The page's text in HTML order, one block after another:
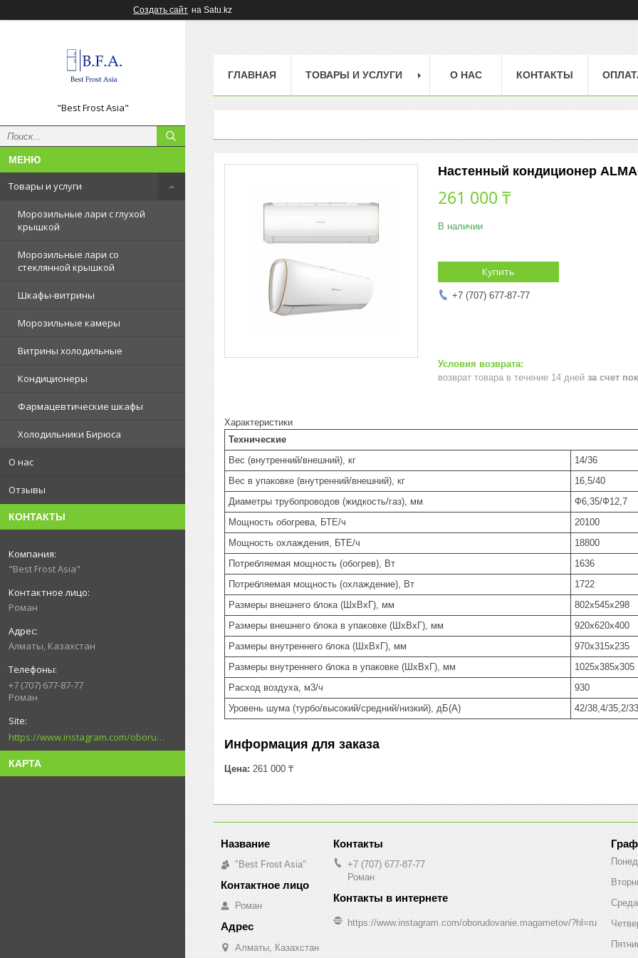
Создать сайт на Satu.kz
"Best Frost Asia"
Товары и услуги
Морозильные лари с глухой
крышкой
Морозильные лари со
стеклянной крышкой
Шкафы-витрины
Морозильные камеры
Витрины холодильные
Кондиционеры
Фармацевтические шкафы
Холодильники Бирюса
О нас
Отзывы
КОНТАКТЫ
"Best Frost Asia"
Роман
Алматы, Казахстан
+7 (707) 677-87-77
Роман
https://www.instagram.com/oborudovanie.magametov/?hl=ru
КАРТА
ГЛАВНАЯ ТОВАРЫ И УСЛУГИ О НАС КОНТАКТЫ
Настенный кондиционер
261 000 ₸
В наличии
Купить
+7 (707) 677-87-77
возврат товара в течение 14 дней за счет
Характеристики
Технические
Вес (внутренний/внешний), кг
14/36
Вес в упаковке (внутренний/внешний), кг
16,5/40
Диаметры трубопроводов (жидкость/газ), мм
Ф6,35/Ф12,7
Мощность обогрева, БТЕ/ч
20100
Мощность охлаждения, БТЕ/ч
18800
Потребляемая мощность (обогрев), Вт
1636
Потребляемая мощность (охлаждение), Вт
1722
Размеры внешнего блока (ШхВхГ), мм
802х545х298
Размеры внешнего блока в упаковке (ШхВхГ), мм
920х620х400
Размеры внутреннего блока (ШхВхГ), мм
970х315х235
Размеры внутреннего блока в упаковке (ШхВхГ), мм
1025х385х305
Расход воздуха, м3/ч
930
Уровень шума (турбо/высокий/средний/низкий), дБ(А)
42/38,4/35,2/
Информация для заказа
Цена: 261 000 ₸
"Best Frost Asia"
Роман
Алматы, Казахстан
+7 (707) 677-87-77
Роман
https://www.instagram.com/oborudovanie.magametov/?hl=ru
Среда